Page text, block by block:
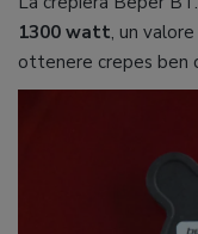
1300 watt, un
ottenere crepes ben